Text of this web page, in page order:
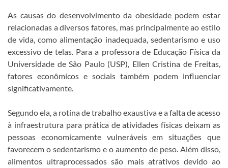
As causas do desenvolvimento da obesidade podem estar
relacionadas a diversos fatores, mas principalmente ao estilo
de vida, como alimentação inadequada, sedentarismo e uso
excessivo de telas. Para a professora de Educação Física da
Universidade de São Paulo (USP), Ellen Cristina de Freitas,
fatores econômicos e sociais também podem influenciar
significativamente.
Segundo ela, a rotina de trabalho exaustiva e a falta de acesso
à infraestrutura para prática de atividades físicas deixam as
pessoas economicamente vulneráveis em situações que
favorecem o sedentarismo e o aumento de peso. Além disso,
alimentos ultraprocessados são mais atrativos devido ao